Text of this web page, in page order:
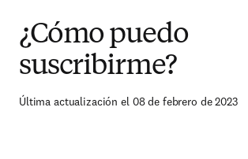
¿Cómo puedo
suscribirme?
Última actualización el 08 de febrero de 2023